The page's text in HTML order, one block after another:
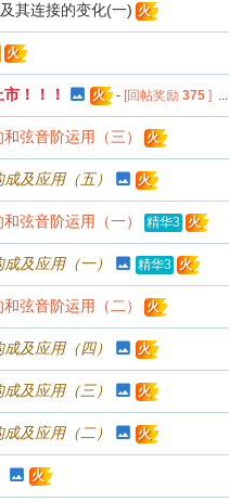
其连接的变化(一) 火
火
！！！ 火 - [回帖奖励 375] ...
弦音阶运用（三） 火
及应用（五） 火
弦音阶运用（一） 精华3 火
及应用（一） 精华3 火
弦音阶运用（二） 火
及应用（四） 火
及应用（三） 火
及应用（二） 火
火